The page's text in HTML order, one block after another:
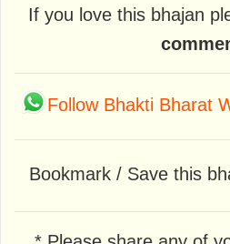
If you love this bhajan
Follow Bhakti Bharat
Bookmark / Save this